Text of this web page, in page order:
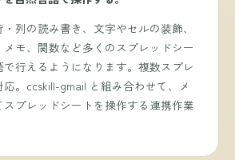
列の読み書き、文字やセルの装飾、
モ、関数など多くのスプレッドシー
で行えるようになります。複数スプレ
。ccskill-gmail と組み合わせて、メ
プレッドシートを操作する連携作業